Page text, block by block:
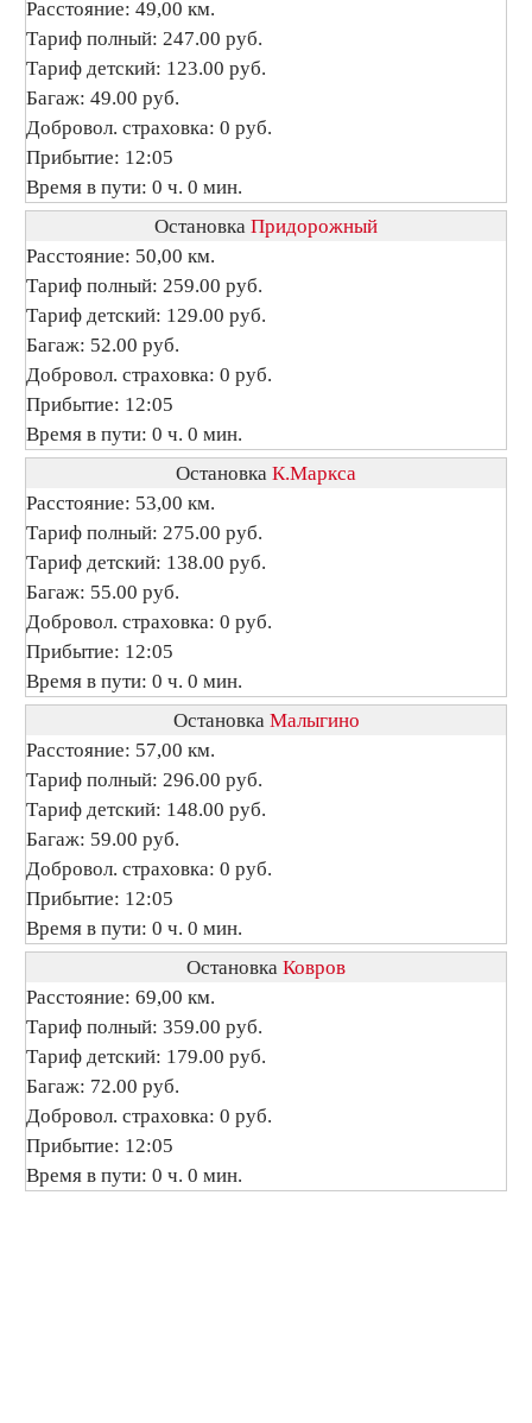
Расстояние: 49,00 км.
Тариф полный: 247.00 руб.
Тариф детский: 123.00 руб.
Багаж: 49.00 руб.
Добровол. страховка: 0 руб.
Прибытие: 12:05
Время в пути: 0 ч. 0 мин.
Остановка Придорожный
Расстояние: 50,00 км.
Тариф полный: 259.00 руб.
Тариф детский: 129.00 руб.
Багаж: 52.00 руб.
Добровол. страховка: 0 руб.
Прибытие: 12:05
Время в пути: 0 ч. 0 мин.
Остановка К.Маркса
Расстояние: 53,00 км.
Тариф полный: 275.00 руб.
Тариф детский: 138.00 руб.
Багаж: 55.00 руб.
Добровол. страховка: 0 руб.
Прибытие: 12:05
Время в пути: 0 ч. 0 мин.
Остановка Малыгино
Расстояние: 57,00 км.
Тариф полный: 296.00 руб.
Тариф детский: 148.00 руб.
Багаж: 59.00 руб.
Добровол. страховка: 0 руб.
Прибытие: 12:05
Время в пути: 0 ч. 0 мин.
Остановка Ковров
Расстояние: 69,00 км.
Тариф полный: 359.00 руб.
Тариф детский: 179.00 руб.
Багаж: 72.00 руб.
Добровол. страховка: 0 руб.
Прибытие: 12:05
Время в пути: 0 ч. 0 мин.